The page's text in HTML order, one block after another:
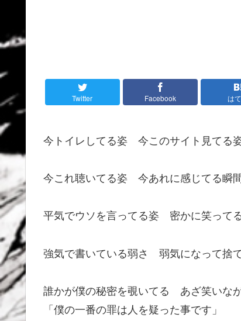
Twitter Facebook は
今トイレしてる姿 今このサイト見てる
今これ聴いてる姿 今あれに感じてる瞬
平気でウソを言ってる姿 密かに笑って
強気で書いている弱さ 弱気になって捨
誰かが僕の秘密を覗いてる あざ笑いな
「僕の一番の罪は人を疑った事です」